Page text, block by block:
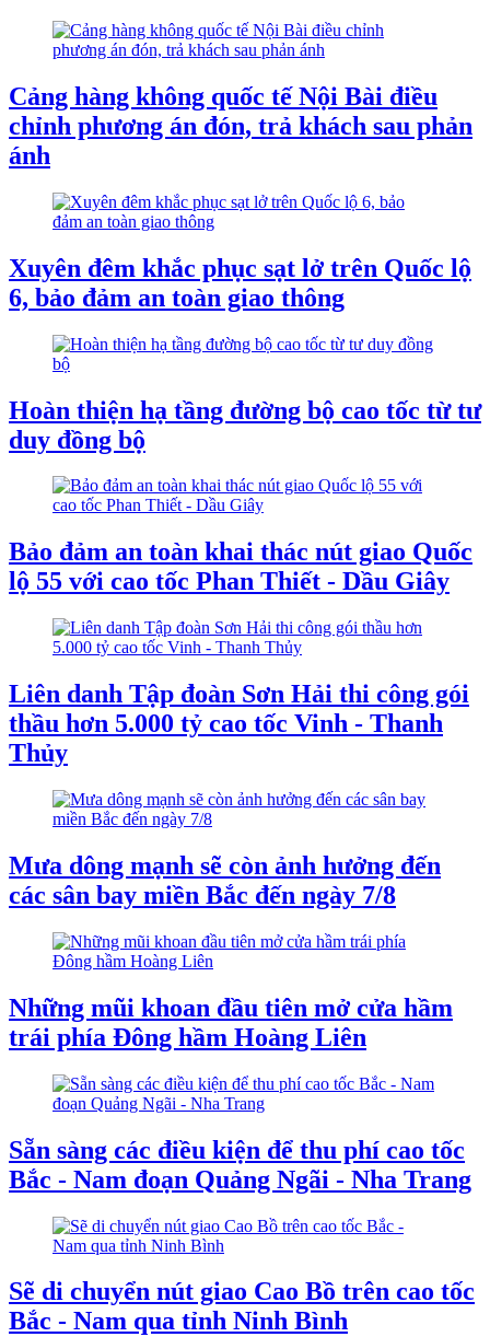
Cảng hàng không quốc tế Nội Bài điều
chỉnh phương án đón, trả khách sau phản
ánh
Xuyên đêm khắc phục sạt lở trên Quốc lộ
6, bảo đảm an toàn giao thông
Hoàn thiện hạ tầng đường bộ cao tốc từ tư
duy đồng bộ
Bảo đảm an toàn khai thác nút giao Quốc
lộ 55 với cao tốc Phan Thiết - Dầu Giây
Liên danh Tập đoàn Sơn Hải thi công gói
thầu hơn 5.000 tỷ cao tốc Vinh - Thanh
Thủy
Mưa dông mạnh sẽ còn ảnh hưởng đến
các sân bay miền Bắc đến ngày 7/8
Những mũi khoan đầu tiên mở cửa hầm
trái phía Đông hầm Hoàng Liên
Sẵn sàng các điều kiện để thu phí cao tốc
Bắc - Nam đoạn Quảng Ngãi - Nha Trang
Sẽ di chuyển nút giao Cao Bồ trên cao tốc
Bắc - Nam qua tỉnh Ninh Bình